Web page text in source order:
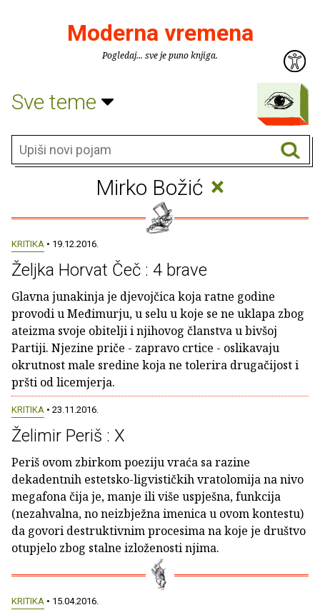
Moderna vremena
Pogledaj... sve je puno knjiga.
Sve teme
Mirko Božić ×
KRITIKA • 19.12.2016.
Željka Horvat Čeč : 4 brave
Glavna junakinja je djevojčica koja ratne godine
provodi u Međimurju, u selu u koje se ne uklapa zbog
ateizma svoje obitelji i njihovog članstva u bivšoj
Partiji. Njezine priče - zapravo crtice - oslikavaju
okrutnost male sredine koja ne tolerira drugačijost i
pršti od licemjerja.
KRITIKA • 23.11.2016.
Želimir Periš : X
Periš ovom zbirkom poeziju vraća sa razine
dekadentnih estetsko-ligvističkih vratolomija na nivo
megafona čija je, manje ili više uspješna, funkcija
(nezahvalna, no neizbježna imenica u ovom kontestu)
da govori destruktivnim procesima na koje je društvo
otupjelo zbog stalne izloženosti njima.
KRITIKA • 15.04.2016.